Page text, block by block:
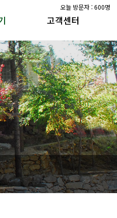
오늘 방문자 : 600명
고객센터
공지사항
갤러리
수가솔방 방송일지
공지사항
수가솔방 방송일지